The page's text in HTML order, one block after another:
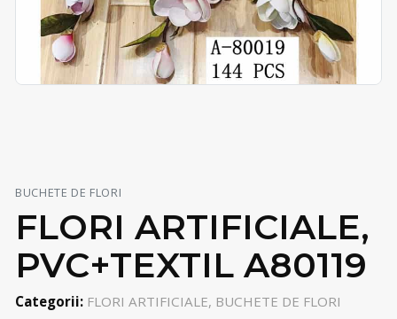
BUCHETE DE FLORI
FLORI ARTIFICIALE,
PVC+TEXTIL A80119
Categorii: FLORI ARTIFICIALE, BUCHETE DE FLORI